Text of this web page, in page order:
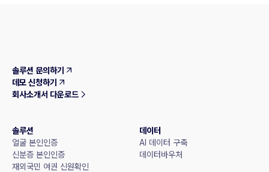
솔루션 문의하기
데모 신청하기
회사소개서 다운로드
솔루션
얼굴 본인인증
신분증 본인인증
재외국민 여권 신원확인
데이터
AI 데이터 구축
데이터바우처